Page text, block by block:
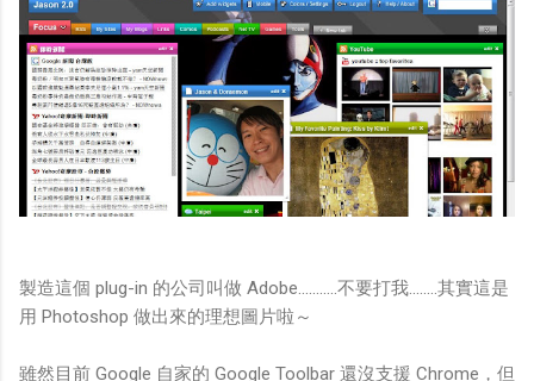
製造這個 plug-in 的公司叫做 Adobe...........不要打我........其實這是
用 Photoshop 做出來的理想圖片啦～
雖然目前 Google 自家的 Google Toolbar 還沒支援 Chrome，但